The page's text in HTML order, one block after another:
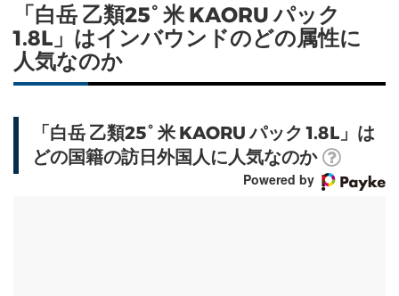
「白岳 乙類25° 米 KAORU パック
1.8L」はインバウンドのどの属性に
人気なのか
「白岳 乙類25° 米 KAORU パック 1.8L」は
どの国籍の訪日外国人に人気なのか
Powered by